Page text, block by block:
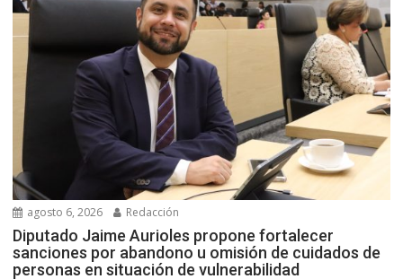
agosto 6, 2026 Redacción
Diputado Jaime Aurioles propone fortalecer
sanciones por abandono u omisión de cuidados de
personas en situación de vulnerabilidad